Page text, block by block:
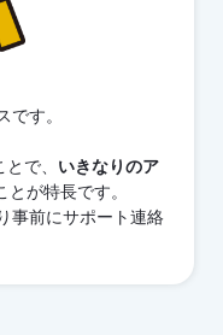
です。
で、 いきなりのア
とが特長です。
事前にサポート連絡